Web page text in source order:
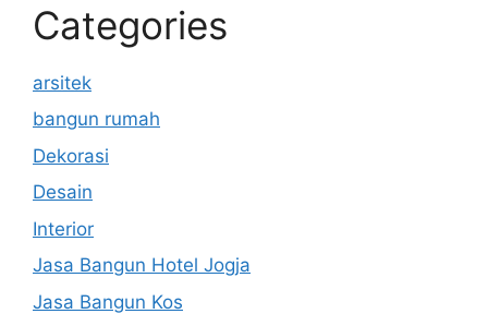
Categories
arsitek
bangun rumah
Dekorasi
Desain
Interior
Jasa Bangun Hotel Jogja
Jasa Bangun Kos